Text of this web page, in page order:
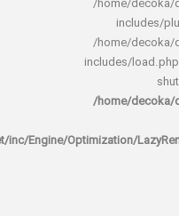
/
/
/
rocket/inc/Engine/